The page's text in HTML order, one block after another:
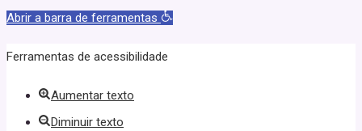
Abrir a barra de ferramentas
Ferramentas de acessibilidade
Aumentar texto
Diminuir texto